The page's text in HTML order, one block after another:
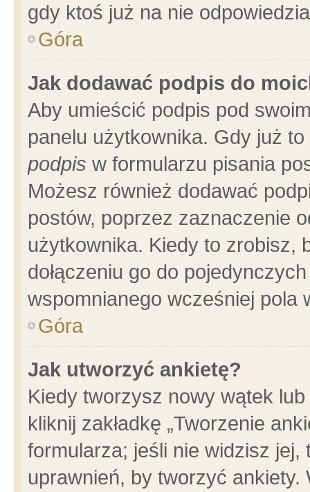
gdy ktoś już na nie
Góra
Jak dodawać podpis do
Aby umieścić podpis pod
panelu użytkownika. Gdy już
podpis w formularzu pisania
Możesz również dodawać
postów, poprzez zaznaczenie
użytkownika. Kiedy to zrobisz,
dołączeniu go do
wspomnianego wcześniej pola
Góra
Jak utworzyć ankietę?
Kiedy tworzysz nowy wątek
kliknij zakładkę „Tworzenie
formularza; jeśli nie widzisz
uprawnień, by tworzyć ankiety.